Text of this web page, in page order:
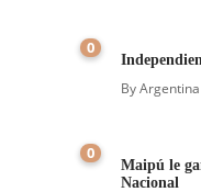
0
ByArgentina
0
Maipú le
Nacional